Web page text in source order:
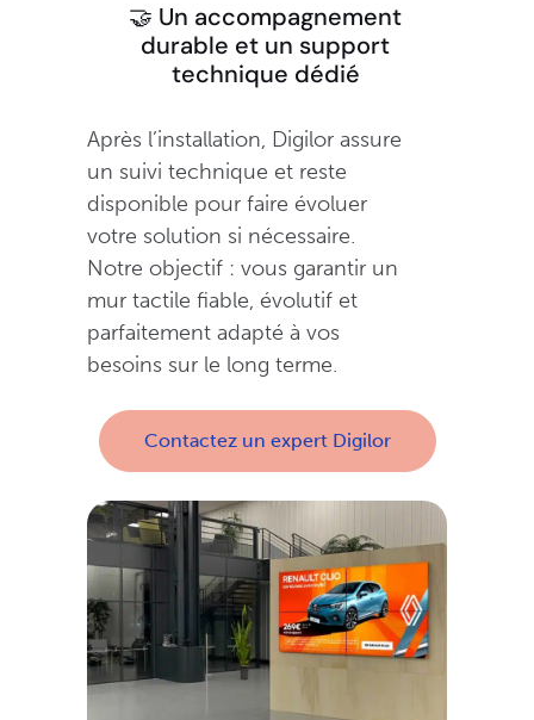
🤝 Un accompagnement
durable et un support
technique dédié
Après l’installation, Digilor assure
un suivi technique et reste
disponible pour faire évoluer
votre solution si nécessaire.
Notre objectif : vous garantir un
mur tactile fiable, évolutif et
parfaitement adapté à vos
besoins sur le long terme.
Contactez un expert Digilor